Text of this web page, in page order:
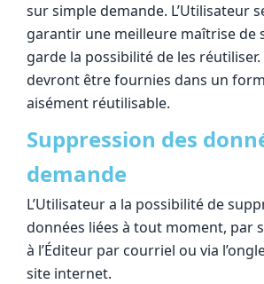
sur simple demande. L’Utilisateur
garantir une meilleure maîtrise de
garde la possibilité de les réutiliser.
devront être fournies dans un
aisément réutilisable.
Suppression des
demande
L’Utilisateur a la possibilité de
données liées à tout moment, par
à l’Éditeur par courriel ou via
site internet.